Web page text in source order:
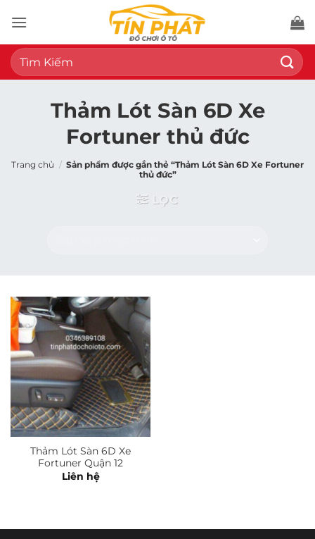
qua
nội
dung
Tìm
kiếm:
Thảm Lót Sàn 6D Xe
Fortuner thủ đức
Trang chủ / Sản phẩm được gắn thẻ “Thảm Lót Sàn 6D Xe Fortuner
thủ đức”
LỌC
Thảm Lót Sàn 6D Xe
Fortuner Quận 12
Liên hệ